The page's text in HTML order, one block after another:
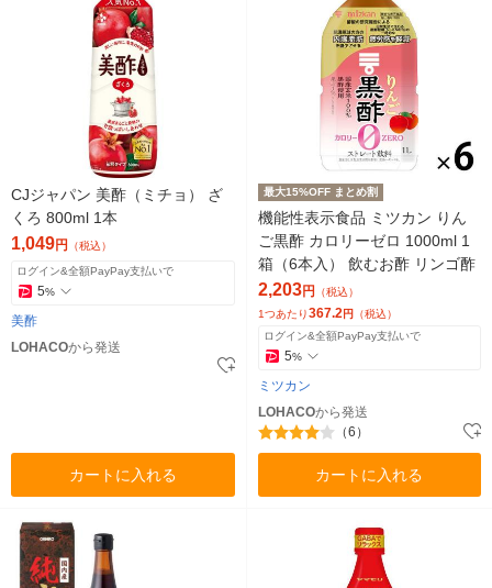
CJジャパン 美酢（ミチョ） ざ
くろ 800ml 1本
1,049円 （税込）
ログイン&全額PayPay支払いで
5%
美酢
LOHACOから発送
カートに入れる
最大15%OFF まとめ割
機能性表示食品 ミツカン りん
ご黒酢 カロリーゼロ 1000ml 1
箱（6本入） 飲むお酢 リンゴ酢
2,203円
（税込）
1つあたり367.2円 （税込）
ログイン&全額PayPay支払いで
5%
ミツカン
LOHACOから発送
（6）
カートに入れる